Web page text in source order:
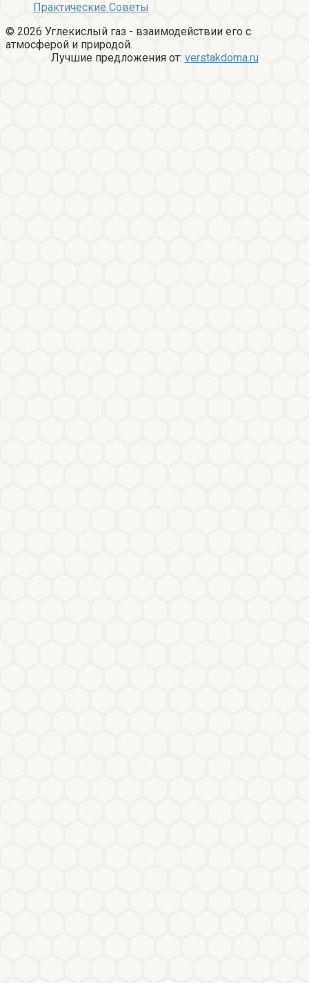
Практические Советы
© 2026 Углекислый газ - взаимодействии его с
атмосферой и природой.
Лучшие предложения от: verstakdoma.ru